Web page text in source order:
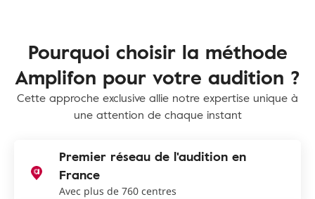
Pourquoi choisir la méthode
Amplifon pour votre audition ?
Cette approche exclusive allie notre expertise unique à
une attention de chaque instant
Premier réseau de l'audition en
France
Avec plus de 760 centres